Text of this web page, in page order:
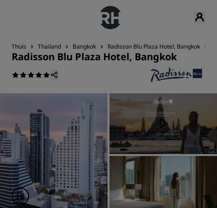
Thuis Thailand Bangkok Radisson Blu Plaza Hotel, Bangkok
Radisson Blu Plaza Hotel, Bangkok